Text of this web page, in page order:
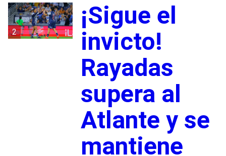
2
¡Sigue el
invicto!
Rayadas
supera al
Atlante y se
mantiene